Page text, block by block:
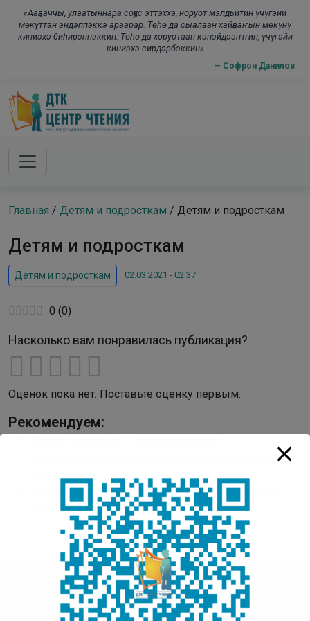
«Ааҕааччы, улаатыннара соҕус эттэххэ, норуот мэлдьитин үчүгэйи
мөкүттэн эндэппэккэ араарар. Төһө да сыалаан хайҕааҥын мөкүнү
киниэхэ биһирэппэккин. Төһө да хоруотаан кэнэйдээҥҥин, үчүгэйи
киниэхэ сирдэрбэккин»
— Софрон Данилов
Skip to main content
Главная / Детям и подросткам / Детям и подросткам
Детям и подросткам
Детям и подросткам 02.03.2021 - 02:37
0 (0)
Насколько вам понравилась публикация?
Оценок пока нет. Поставьте оценку первым.
Рекомендуем:
Стихи детям / Оҕолорго хоһооннор (переводы /
тылбаастар)
Детская Точка Кипения